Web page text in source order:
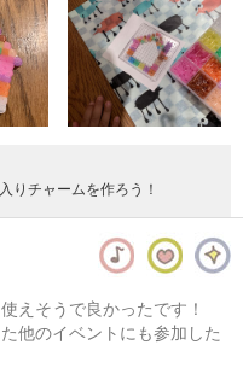
りチャームを作ろう！
えそうで良かったです！
他のイベントにも参加した